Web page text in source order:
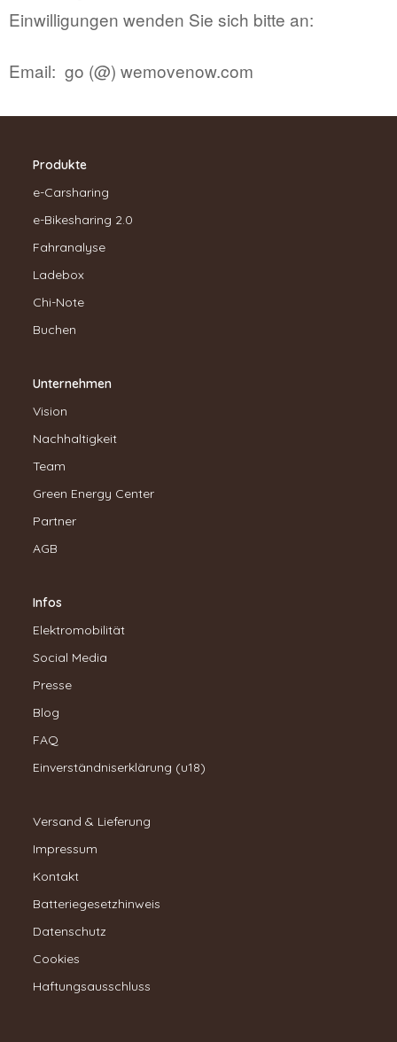
Einwilligungen wenden Sie sich bitte an:
Email: go (@) wemovenow.com
Produkte
e-Carsharing
e-Bikesharing 2.0
Fahranalyse
Ladebox
Chi-Note
Buchen
Unternehmen
Vision
Nachhaltigkeit
Team
Green Energy Center
Partner
AGB
Infos
Elektromobilität
Social Media
Presse
Blog
FAQ
Einverständniserklärung (u18)
Versand & Lieferung
Impressum
Kontakt
Batteriegesetzhinweis
Datenschutz
Cookies
Haftungsausschluss